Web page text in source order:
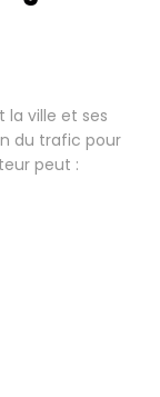
ville et ses
du trafic pour
peut :